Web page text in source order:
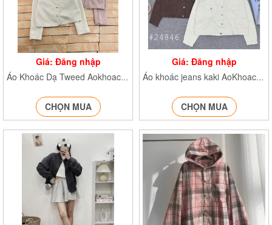
Giá: Đăng nhập
Áo Khoác Dạ Tweed Aokhoacdadaitay684
CHỌN MUA
Giá: Đăng nhập
Áo khoác jeans kaki AoKhoacJean24846
CHỌN MUA